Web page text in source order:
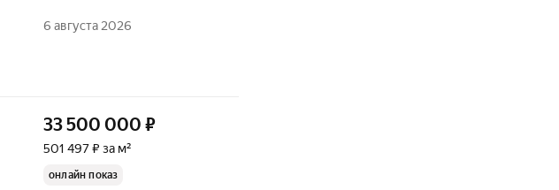
6 августа 2026
33 500 000 ₽
501 497 ₽ за м²
онлайн показ